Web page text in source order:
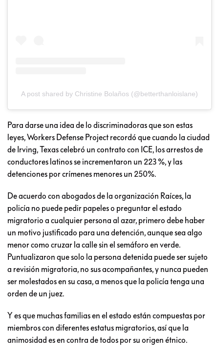
A post shared by Christine Bolaños (@betterthanloislane)
Para darse una idea de lo discriminadoras que son estas
leyes, Workers Defense Project recordó que cuando la ciudad
de Irving, Texas celebró un contrato con ICE, los arrestos de
conductores latinos se incrementaron un 223 %, y las
detenciones por crímenes menores un 250%.
De acuerdo con abogados de la organización Raíces, la
policía no puede pedir papeles o preguntar el estado
migratorio a cualquier persona al azar, primero debe haber
un motivo justificado para una detención, aunque sea algo
menor como cruzar la calle sin el semáforo en verde.
Puntualizaron que solo la persona detenida puede ser sujeto
a revisión migratoria, no sus acompañantes, y nunca pueden
ser molestados en su casa, a menos que la policía tenga una
orden de un juez.
Y es que muchas familias en el estado están compuestas por
miembros con diferentes estatus migratorios, así que la
animosidad es en contra de todos por su origen étnico.